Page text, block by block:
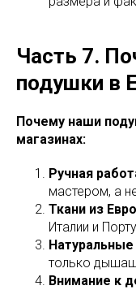
Часть 7.
подушки в
Почему наши
магазинах:
Ручная
мастером, а
Ткани из
Италии и
только
Внимание к